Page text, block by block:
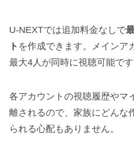
U-NEXTでは追加料金なしで
ト を作成できます。メインア
最大4人が同時に視聴可能です
各アカウントの視聴履歴やマ
離されるので、家族にどんな
られる心配もありません。